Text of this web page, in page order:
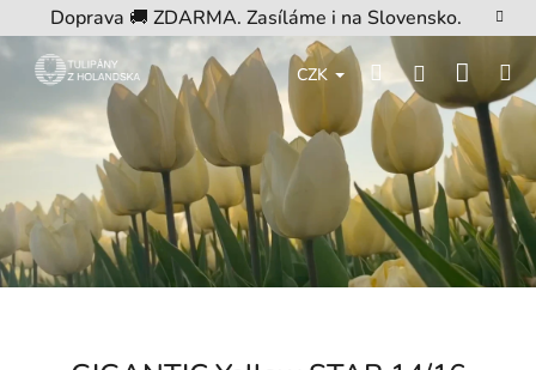
na
obsah
Doprava 🚚 ZDARMA. Zasíláme i na Slovensko.
CZK HledatPřihlášení
košík